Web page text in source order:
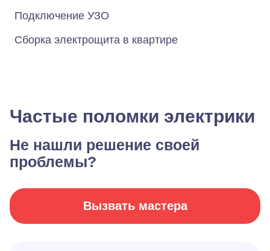
Подключение УЗО
Сборка электрощита в квартире
Частые поломки электрики
Не нашли решение своей
проблемы?
Вызвать мастера